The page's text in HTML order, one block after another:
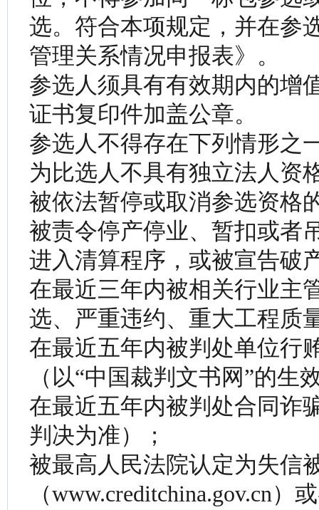
选。符合本项规定，并在参
管理关系情况申报表》。
参选人须具有有效期内的增
证书复印件加盖公章。
参选人不得存在下列情形之
为比选人不具有独立法人资
被依法暂停或取消参选资格
被责令停产停业、暂扣或者
进入清算程序，或被宣告破
在最近三年内被相关行业主
选、严重违约、重大工程质
在最近五年内被判处单位行
（以“中国裁判文书网”的生
在最近五年内被判处合同诈
判决为准）；
被最高人民法院认定为失信
（www.creditchina.gov.cn